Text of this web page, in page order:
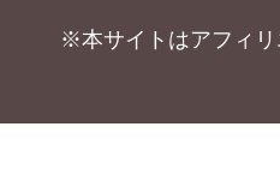
※本サイトはアフィリ